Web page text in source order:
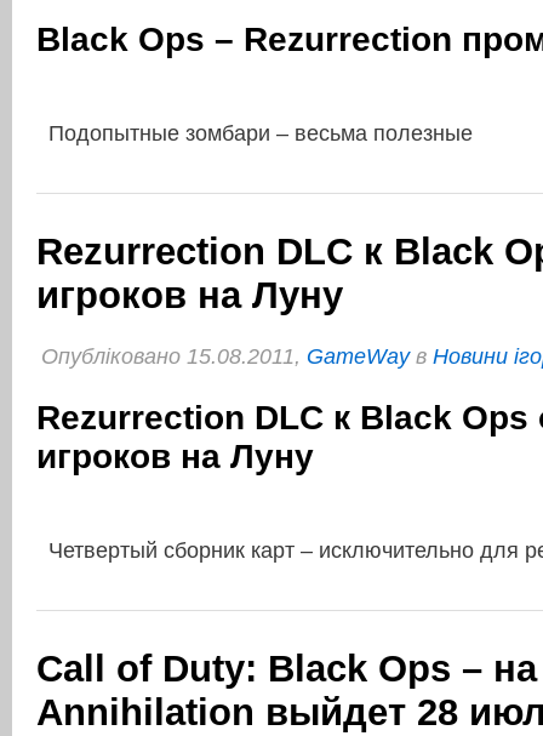
Black Ops – Rezurrection
Подопытные зомбари – весьма полезные
Rezurrection DLC к Black
игроков на Луну
Опубліковано 15.08.2011, GameWayв Новини
Rezurrection DLC к Black Ops
игроков на Луну
Четвертый сборник карт – исключительно для
Call of Duty: Black Ops – на
Annihilation выйдет 28